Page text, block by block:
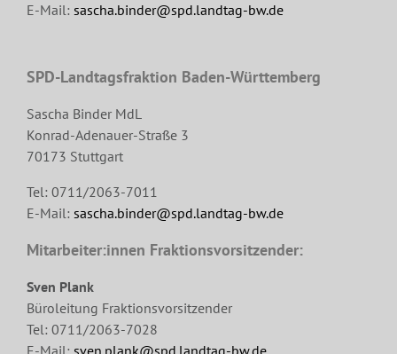
E-Mail: sascha.binder@spd.landtag-bw.de
SPD-Landtagsfraktion Baden-Württemberg
Sascha Binder MdL
Konrad-Adenauer-Straße 3
70173 Stuttgart
Tel: 0711/2063-7011
E-Mail: sascha.binder@spd.landtag-bw.de
Mitarbeiter:innen Fraktionsvorsitzender:
Sven Plank
Büroleitung Fraktionsvorsitzender
Tel: 0711/2063-7028